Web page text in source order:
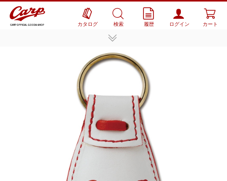
CARP OFFICIAL GOODS SHOP カタログ 検索 履歴 ログイン カート